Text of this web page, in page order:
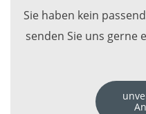
Sie haben kein
senden Sie uns gerne